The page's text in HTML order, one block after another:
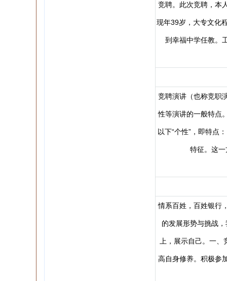
竞聘。此次竞聘，本
现年39岁，大专文化
到幸福中学任教。
竞聘演讲（也称竞职
性等演讲的一般特点
以下“个性”，即特
特征。这
情系百姓，百姓银行
的发展形势与挑战
上，展示自己。一、
高自身修养。积极参